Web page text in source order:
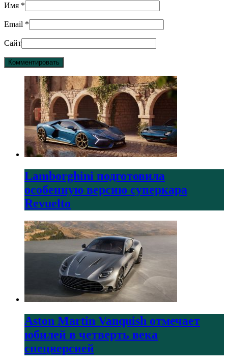
Имя *
Email *
Сайт
Lamborghini подготовила
особенную версию суперкара
Revuelto
Aston Martin Vanquish отмечает
юбилей в четверть века
спецверсией